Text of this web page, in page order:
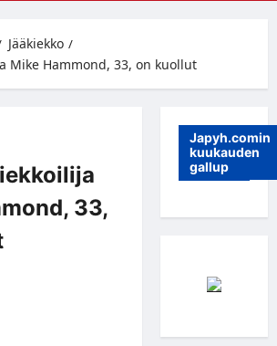
Jääkiekko
Mike Hammond, 33, on kuollut
33,
Japyh.comin
kuukauden
gallup